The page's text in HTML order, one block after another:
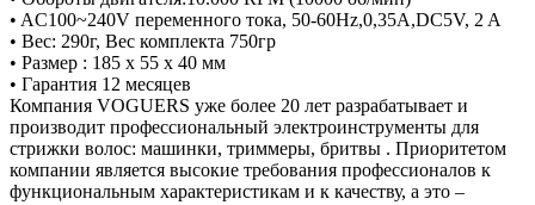
• AC100~240V переменного тока, 50-60Hz,0,35А,DC5V, 2 A
• Вес: 290г, Вес комплекта 750гр
• Размер : 185 x 55 x 40 мм
• Гарантия 12 месяцев
Компания VOGUERS уже более 20 лет разрабатывает и
производит профессиональный электроинструменты для
стрижки волос: машинки, триммеры, бритвы . Приоритетом
компании является высокие требования профессионалов к
функциональным характеристикам и к качеству, а это –